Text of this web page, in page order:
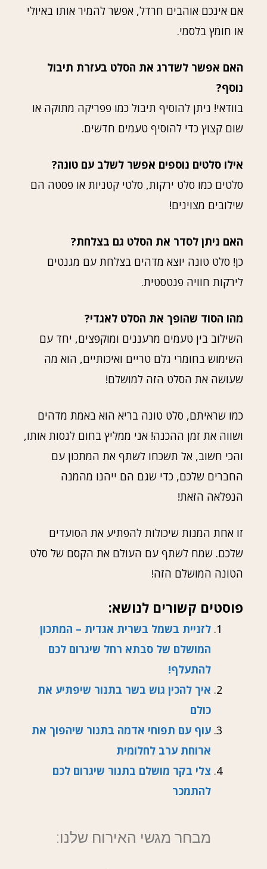
אם אינכם אוהבים חרדל, אפשר להמיר אותו באיולי
או חומץ בלסמי.
האם אפשר לשדרג את הסלט בעזרת תיבול
נוסף?
בוודאי! ניתן להוסיף תיבול כמו פפריקה מתוקה או
שום קצוץ כדי להוסיף טעמים חדשים.
אילו סלטים נוספים אפשר לשלב עם טונה?
סלטים כמו סלט ירקות, סלטי קטניות או פסטה הם
שילובים מצוינים!
האם ניתן לסדר את הסלט גם בצלחת?
כן! סלט טונה יוצא מדהים בצלחת עם מגנטים
לירקות חוויה פנטסטית.
מהו הסוד שהופך את הסלט לאגדי?
השילוב בין טעמים מרעננים ומוקפצים, יחד עם
השימוש בחומרי גלם טריים ואיכותיים, הוא מה
שעושה את הסלט הזה למושלם!
כמו שראיתם, סלט טונה בריא הוא באמת מדהים
ושווה את זמן ההכנה! אני ממליץ בחום לנסות אותו,
והכי חשוב, אל תשכחו לשתף את המתכון עם
החברים שלכם, כדי שגם הם ייהנו מהמנה
הנפלאה הזאת!
זו אחת המנות שיכולות להפתיע את הסועדים
שלכם. שמח לשתף עם העולם את הקסם של סלט
הטונה המושלם הזה!
פוסטים קשורים לנושא:
לזניית בשמל בשרית אגדית – המתכון
המושלם של סבתא רחל שיגרום לכם
להתעלף!
איך להכין גוש בשר בתנור שיפתיע את
כולם
עוף עם תפוחי אדמה בתנור שיהפוך את
ארוחת ערב לחלומית
צלי בקר מושלם בתנור שיגרום לכם
להתמכר
מבחר מגשי האירוח שלנו: